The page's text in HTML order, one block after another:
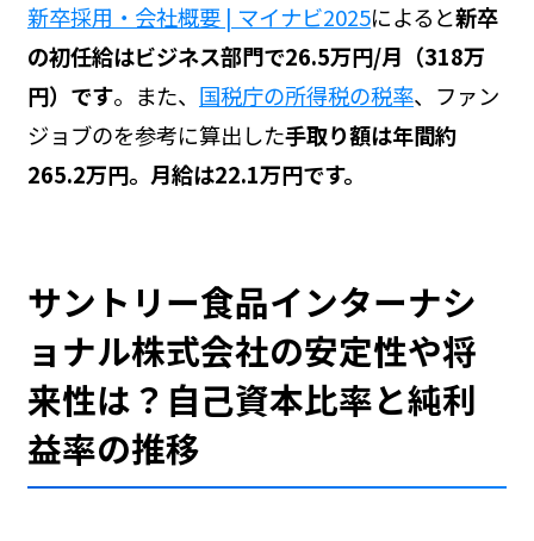
新卒採用・会社概要 | マイナビ2025によると新卒
の初任給はビジネス部門で26.5万円/月（318万
円）です。また、 国税庁の所得税の税率、ファン
ジョブのを参考に算出した手取り額は年間約
265.2万円。月給は22.1万円です。
サントリー食品インターナシ
ョナル株式会社の安定性や将
来性は？自己資本比率と純利
益率の推移